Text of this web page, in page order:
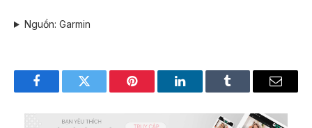
Nguồn: Garmin
FacebookTwitter Pinterest LinkedInTumblr Email